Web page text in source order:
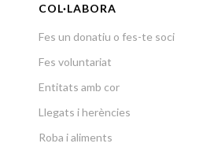
COL·LABORA
Fes un donatiu o fes-te soci
Fes voluntariat
Entitats amb cor
Llegats i herències
Roba i aliments